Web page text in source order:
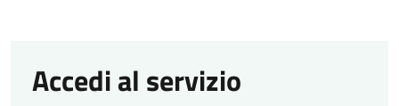
Accedi al servizio